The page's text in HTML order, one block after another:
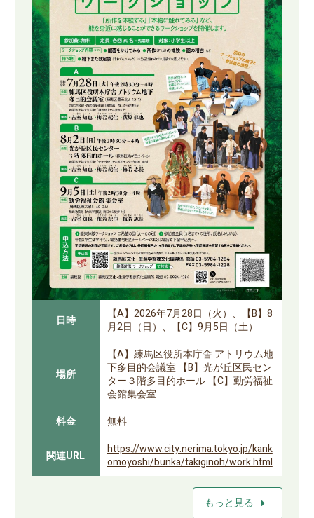
日時
【A】2026年7月28日（火）、【B】8
月2日（日）、【C】9月5日（土）
場所
【A】練馬区役所本庁舎 アトリウム地
下多目的会議室 【B】光が丘区民セン
ター３階多目的ホール 【C】勤労福祉
会館集会室
料金
無料
関連URL
https://www.city.nerima.tokyo.jp/kank
omoyoshi/bunka/takiginoh/work.html
もっと見る arrow_right